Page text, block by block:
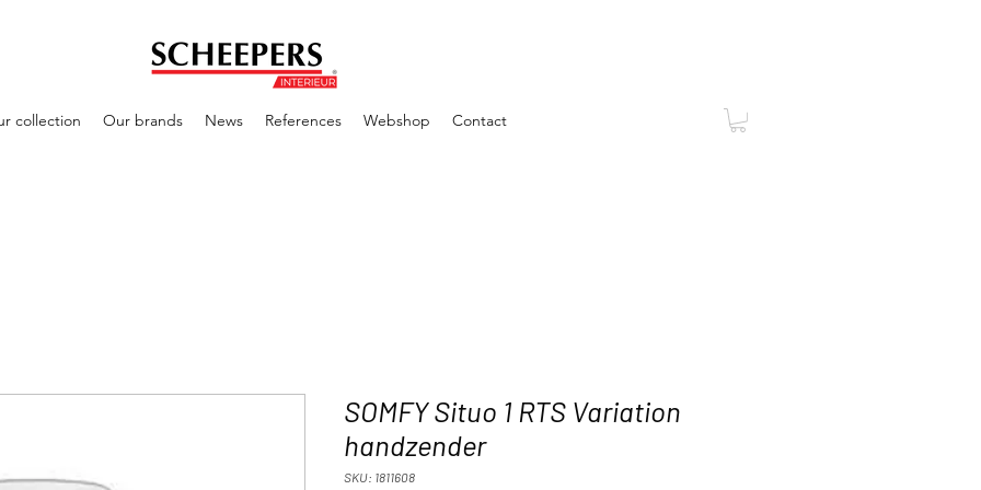
collection Our brands News References Webshop Contact
SOMFY Situo 1 RTS Variation
handzender
SKU: 1811608